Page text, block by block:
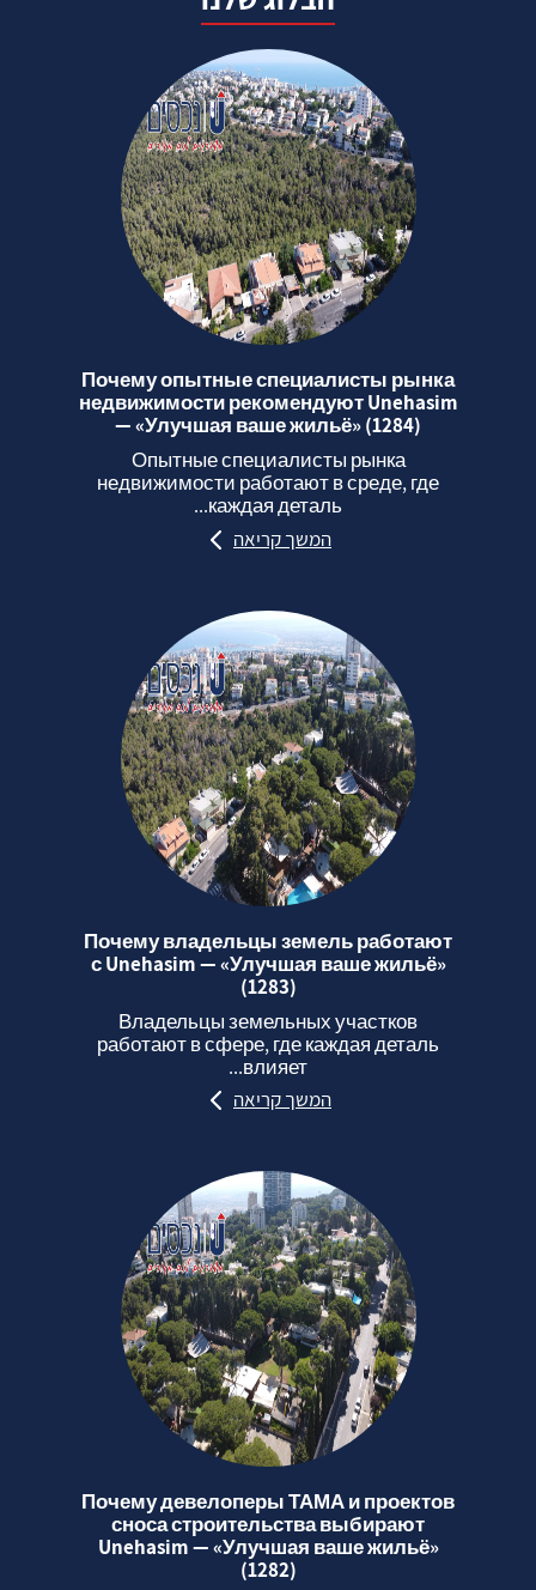
Почему опытные специалисты рынка
недвижимости рекомендуют Unehasim
— «Улучшая ваше жильё» (1284)
Опытные специалисты рынка
недвижимости работают в среде, где
каждая деталь...
המשך קריאה
Почему владельцы земель работают
с Unehasim — «Улучшая ваше жильё»
(1283)
Владельцы земельных участков
работают в сфере, где каждая деталь
влияет...
המשך קריאה
Почему девелоперы ТАМА и проектов
сноса строительства выбирают
Unehasim — «Улучшая ваше жильё»
(1282)